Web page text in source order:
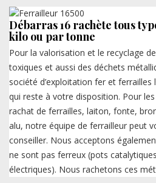
Débarras 16 rachète tous
kilo ou par tonne
Pour la valorisation et le recyclage
toxiques et aussi des déchets
société d’exploitation fer et
qui reste à votre disposition. Pour
rachat de ferrailles, laiton, fonte,
alu, notre équipe de ferrailleur peut
conseiller. Nous acceptons
ne sont pas ferreux (pots
électriques). Nous rachetons ces